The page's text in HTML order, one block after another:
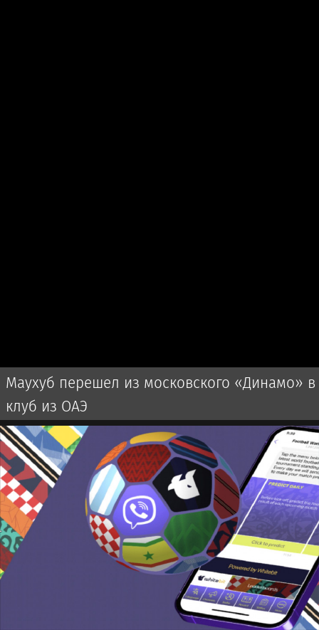
Маухуб перешел из московского «Динамо» в
клуб из ОАЭ